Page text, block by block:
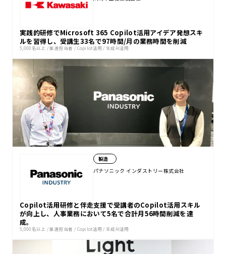
実践的研修でMicrosoft 365 Copilot活用アイデア発想スキ
ルを習得し、受講生33名で97時間/月の業務時間を削減
5,000名以上 /推進担当者 / Copilot活用 / 生成AI活用
製造
パナソニック インダストリー株式会社
Copilot活用研修と伴走支援で受講者のCopilot活用スキル
が向上し、人事業務において5名で合計月56時間削減を達
成。
5,000名以上 /推進担当者 / Copilot活用 / 生成AI活用